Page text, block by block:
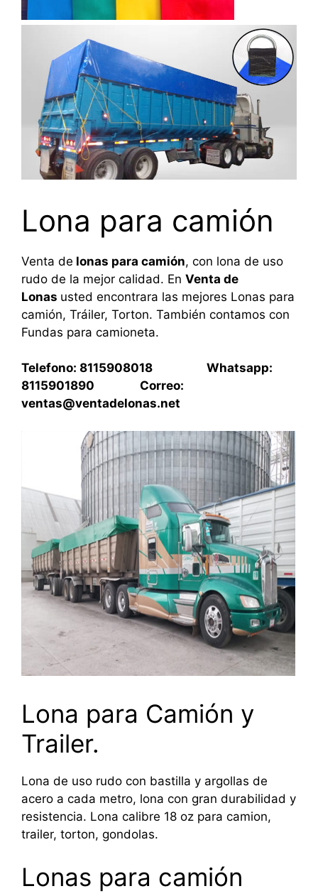
Lona para camión
Venta de lonas para camión, con lona de uso
rudo de la mejor calidad. En Venta de
Lonas usted encontrara las mejores Lonas para
camión, Tráiler, Torton. También contamos con
Fundas para camioneta.
Telefono: 8115908018 Whatsapp:
8115901890 Correo:
ventas@ventadelonas.net
Lona para Camión y
Trailer.
Lona de uso rudo con bastilla y argollas de
acero a cada metro, lona con gran durabilidad y
resistencia. Lona calibre 18 oz para camion,
trailer, torton, gondolas.
Lonas para camión